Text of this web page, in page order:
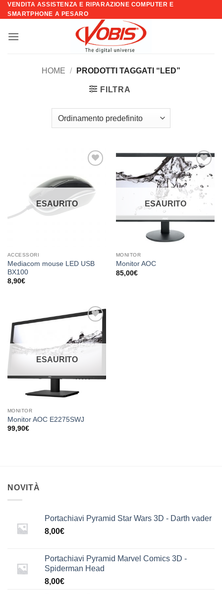
Salta
ai
VENDITA ASSISTENZA E RIPARAZIONE COMPUTER E
SMARTPHONE A PESARO
HOME / PRODOTTI TAGGATI “LED”
FILTRA
alla lista
dei
desideri
ESAURITO
ACCESSORI
Mediacom mouse LED USB
BX100
8,90€
Aggiungi
alla lista
dei
desideri
ESAURITO
MONITOR
Monitor AOC
85,00€
alla lista
dei
desideri
ESAURITO
MONITOR
Monitor AOC E2275SWJ
99,90€
NOVITÀ
Portachiavi Pyramid Star Wars 3D - Darth vader
8,00€
Portachiavi Pyramid Marvel Comics 3D -
Spiderman Head
8,00€